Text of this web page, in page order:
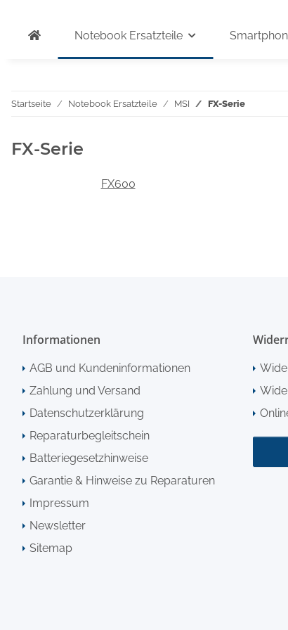
Notebook Ersatzteile
Startseite Notebook Ersatzteile MSI FX-Serie
FX-Serie
FX600
Informationen
AGB und Kundeninformationen
Zahlung und Versand
Datenschutzerklärung
Reparaturbegleitschein
Batteriegesetzhinweise
Garantie & Hinweise zu Reparaturen
Impressum
Newsletter
Sitemap